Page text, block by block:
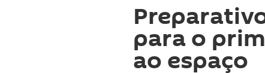
para o
ao espaço